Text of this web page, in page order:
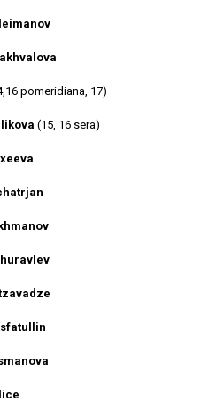
pomeridiana, 17)
(15, 16 sera)